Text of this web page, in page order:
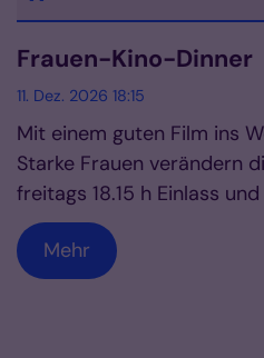
Datum: 11. Dezember 2026
Frauen-Kino-Dinner
11. Dez. 2026 18:15
Mit einem guten Film ins
Starke Frauen verändern
freitags 18.15 h Einlass und
Mehr